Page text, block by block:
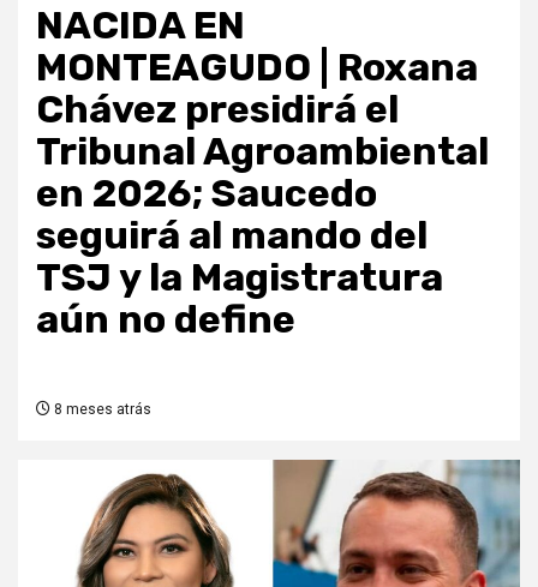
NACIDA EN
MONTEAGUDO | Roxana
Chávez presidirá el
Tribunal Agroambiental
en 2026; Saucedo
seguirá al mando del
TSJ y la Magistratura
aún no define
8 meses atrás